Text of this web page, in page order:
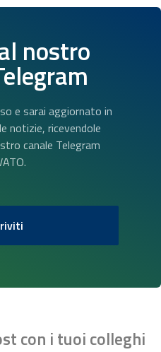
nostro
e sarai aggiornato in
notizie, ricevendole
canale Telegram
con i tuoi colleghi